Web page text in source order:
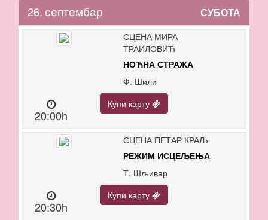
26. септембар СУБОТА
СЦЕНА МИРА
ТРАИЛОВИЋ
НОЋНА СТРАЖА
Ф. Шили
20:00h
Купи карту
СЦЕНА ПЕТАР КРАЉ
РЕЖИМ ИСЦЕЉЕЊА
Т. Шљивар
20:30h
Купи карту